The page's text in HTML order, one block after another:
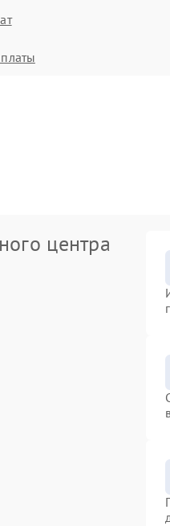
центра